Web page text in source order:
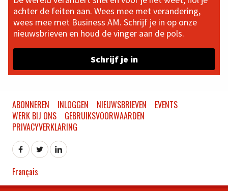
achter de feiten aan. Wees mee met verandering,
wees mee met Business AM. Schrijf je in op onze
nieuwsbrieven en houd de vinger aan de pols.
Schrijf je in
ABONNEREN INLOGGEN NIEUWSBRIEVEN
EVENTS
WERK BIJ ONS
GEBRUIKSVOORWAARDEN
PRIVACYVERKLARING
Français